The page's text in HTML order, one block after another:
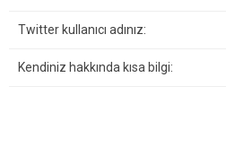
Twitter kullanıcı adınız:
Kendiniz hakkında kısa bilgi: